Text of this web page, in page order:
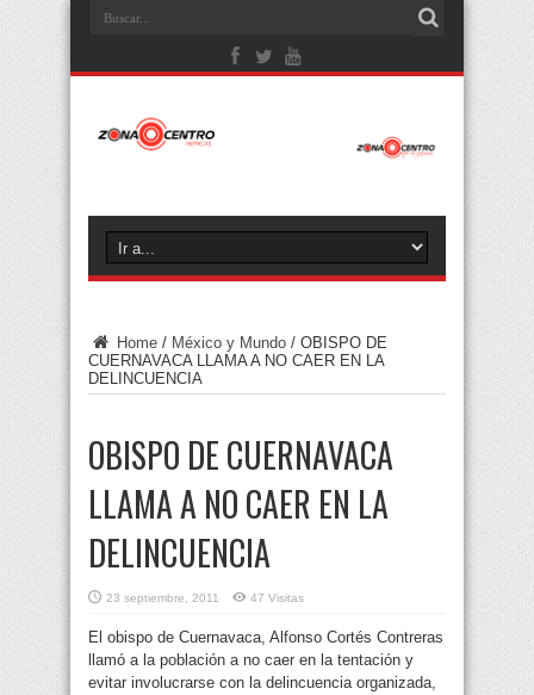
Home / México y Mundo / OBISPO DE
CUERNAVACA LLAMA A NO CAER EN LA
DELINCUENCIA
OBISPO DE CUERNAVACA
LLAMA A NO CAER EN LA
DELINCUENCIA
23 septiembre, 2011 47 Visitas
El obispo de Cuernavaca, Alfonso Cortés Contreras
llamó a la población a no caer en la tentación y
evitar involucrarse con la delincuencia organizada,